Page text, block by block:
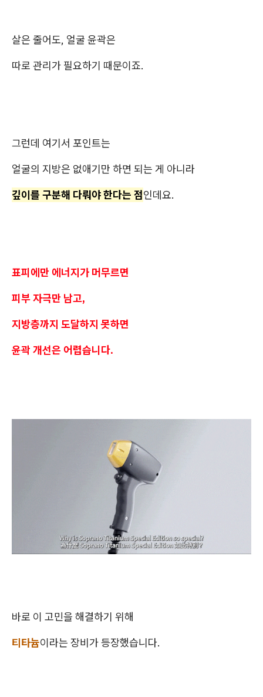
살은 줄어도, 얼굴 윤곽은
따로 관리가 필요하기 때문이죠.
그런데 여기서 포인트는
얼굴의 지방은 없애기만 하면 되는 게 아니라
깊이를 구분해 다뤄야 한다는 점인데요.
표피에만 에너지가 머무르면
피부 자극만 남고,
지방층까지 도달하지 못하면
윤곽 개선은 어렵습니다.
바로 이 고민을 해결하기 위해
티타늄이라는 장비가 등장했습니다.